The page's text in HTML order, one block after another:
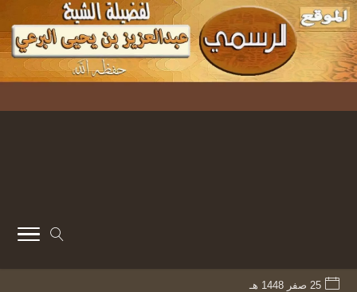
25 صفر 1448 هـ